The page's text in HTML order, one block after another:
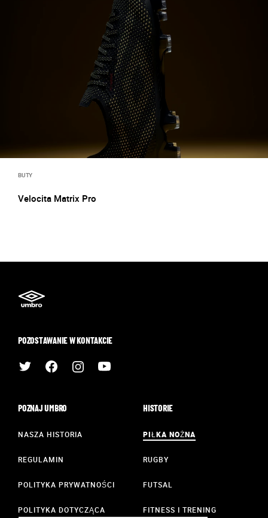
BUTY
Velocita Matrix Pro
POZOSTAWANIE W KONTAKCIE
POZNAJ UMBRO
NASZA HISTORIA
REGULAMIN
POLITYKA PRYWATNOŚCI
POLITYKA DOTYCZĄCA
HISTORIE
PIŁKA NOŻNA
RUGBY
FUTSAL
FITNESS I TRENING